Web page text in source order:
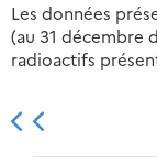
Les données
(au 31 décembre
radioactifs